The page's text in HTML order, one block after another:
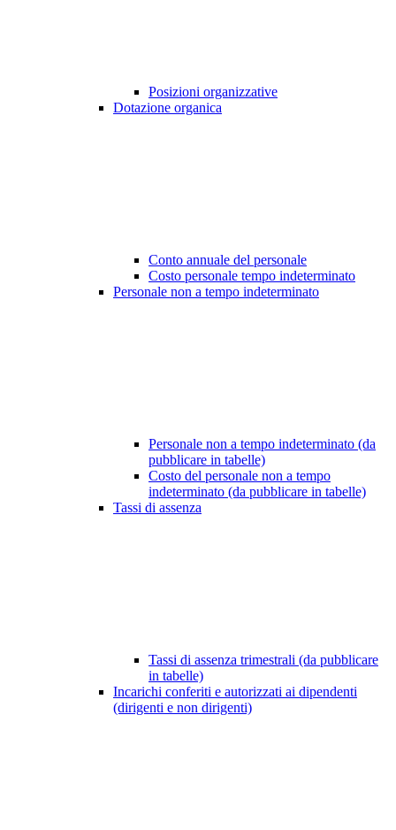
Posizioni organizzative
Dotazione organica
Conto annuale del personale
Costo personale tempo indeterminato
Personale non a tempo indeterminato
Personale non a tempo indeterminato (da
pubblicare in tabelle)
Costo del personale non a tempo
indeterminato (da pubblicare in tabelle)
Tassi di assenza
Tassi di assenza trimestrali (da pubblicare
in tabelle)
Incarichi conferiti e autorizzati ai dipendenti
(dirigenti e non dirigenti)